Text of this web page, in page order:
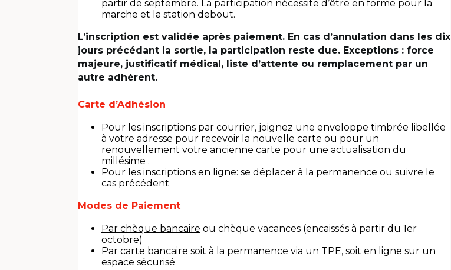
partir de septembre. La participation nécessite d’être en forme pour la
marche et la station debout.
L’inscription est validée après paiement. En cas d’annulation dans les dix
jours précédant la sortie, la participation reste due. Exceptions : force
majeure, justificatif médical, liste d’attente ou remplacement par un
autre adhérent.
Carte d’Adhésion
Pour les inscriptions par courrier, joignez une enveloppe timbrée libellée
à votre adresse pour recevoir la nouvelle carte ou pour un
renouvellement votre ancienne carte pour une actualisation du
millésime .
Pour les inscriptions en ligne: se déplacer à la permanence ou suivre le
cas précédent
Modes de Paiement
Par chèque bancaire ou chèque vacances (encaissés à partir du 1er
octobre)
Par carte bancaire soit à la permanence via un TPE, soit en ligne sur un
espace sécurisé